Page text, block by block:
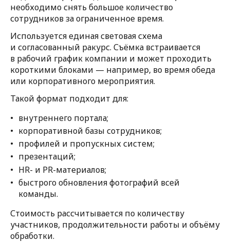
необходимо снять большое количество
сотрудников за ограниченное время.
Используется единая световая схема
и согласованный ракурс. Съёмка встраивается
в рабочий график компании и может проходить
короткими блоками — например, во время обеда
или корпоративного мероприятия.
Такой формат подходит для:
внутреннего портала;
корпоративной базы сотрудников;
профилей и пропускных систем;
презентаций;
HR- и PR-материалов;
быстрого обновления фотографий всей
команды.
Стоимость рассчитывается по количеству
участников, продолжительности работы и объёму
обработки.